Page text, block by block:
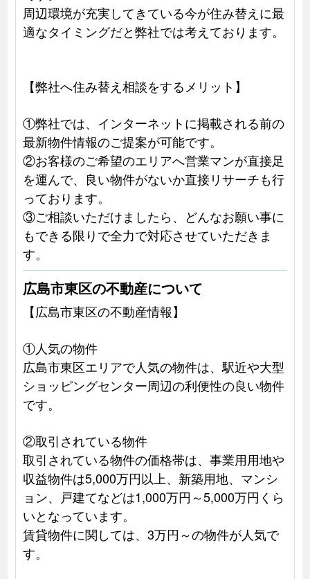
周辺環境が充実してきている今が住み替えに最
適なタイミングだと弊社では考えております。
【弊社へ住み替え相談をするメリット】
①弊社では、インターネットに掲載される前の
最新物件情報のご提案が可能です。
②お客様のご希望のエリアへ営業マンが直接足
を運んで、良い物件がないか直接リサーチも行
っております。
③ご相談いただけましたら、どんなお願い事に
もできる限りで全力で対応させていただきま
す。
広島市東区の不動産について
【広島市東区の不動産情報】
①人気の物件
広島市東区エリアで人気の物件は、駅近や大型
ショッピングセンター周辺の利便性の良い物件
です。
②取引されている物件
取引されている物件の価格帯は、事業用用地や
収益物件は5,000万円以上、新築用地、マンシ
ョン、戸建てなどは1,000万円～5,000万円くら
いとなっています。
賃貸物件に関しては、3万円～の物件が人気で
す。